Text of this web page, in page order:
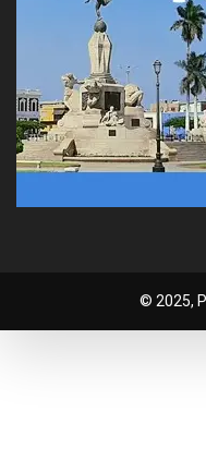
© 2025,